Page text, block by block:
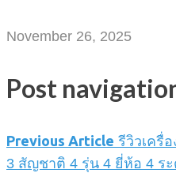
November 26, 2025
Post
Previous Article รีวิวเครื่
3 สัญชาติ 4 รุ่น 4 ยี่ห้อ 4 ระ